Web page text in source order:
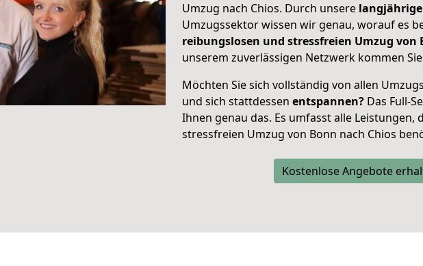
Umzug nach Chios. Durch unsere
Umzugssektor wissen wir genau, worauf es
reibungslosen und stressfreien Umzug von
unserem zuverlässigen Netzwerk kommen
Möchten Sie sich vollständig von allen
und sich stattdessen entspannen? Das Full-
Ihnen genau das. Es umfasst alle Leistungen,
stressfreien Umzug von Bonn nach Chios
Kostenlose Angebote